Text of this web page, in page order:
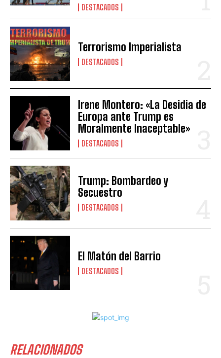
DESTACADOS
Terrorismo Imperialista
DESTACADOS
Irene Montero: «La Desidia de
Europa ante Trump es
Moralmente Inaceptable»
DESTACADOS
Trump: Bombardeo y
Secuestro
DESTACADOS
El Matón del Barrio
DESTACADOS
RELACIONADOS